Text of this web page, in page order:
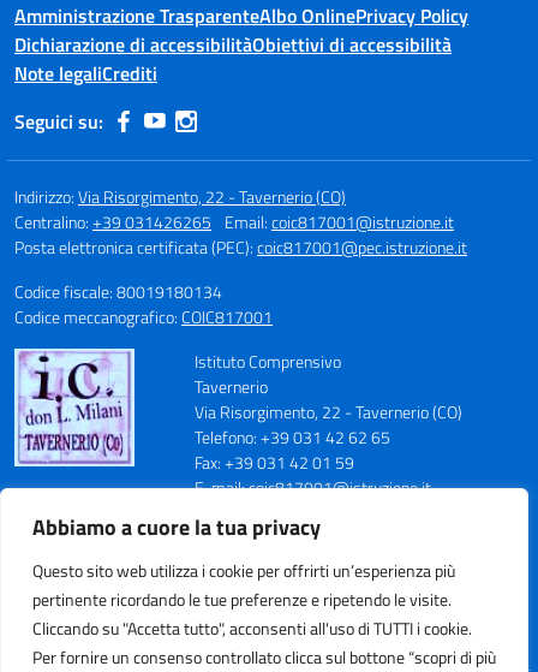
Abbiamo a cuore la tua privacy
Questo sito web utilizza i cookie per offrirti un’esperienza più
pertinente ricordando le tue preferenze e ripetendo le visite.
Cliccando su "Accetta tutto", acconsenti all'uso di TUTTI i cookie.
Per fornire un consenso controllato clicca sul bottone “scopri di più
Amministrazione TrasparenteAlbo OnlinePrivacy Policy
Dichiarazione di accessibilitàObiettivi di accessibilità
Note legaliCrediti
Seguici su:
Indirizzo:Via Risorgimento, 22 - Tavernerio (CO)
Centralino:+39 031426265 Email:coic817001@istruzione.it
Posta elettronica certificata (PEC):coic817001@pec.istruzione.it
Codice fiscale: 80019180134
Codice meccanografico:COIC817001
Istituto Comprensivo
Tavernerio
Via Risorgimento, 22 - Tavernerio (CO)
Telefono: +39 031 42 62 65
Fax: +39 031 42 01 59
E-mail: coic817001@istruzione.it
Codice Meccanografico: COIC817001
Codice Fiscale: 80019180134
Cod. IPA: istsc_coic817001
Codice Univoco Ufficio: UFN70S